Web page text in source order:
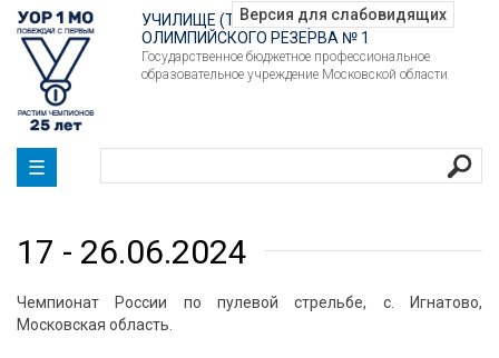
УЧИЛИЩЕ (ТЕХНИКУМ)
ОЛИМПИЙСКОГО РЕЗЕРВА № 1
Государственное бюджетное профессиональное
образовательное учреждение Московской области
☰
17 - 26.06.2024
Чемпионат России по пулевой стрельбе, с. Игнатово,
Московская область.